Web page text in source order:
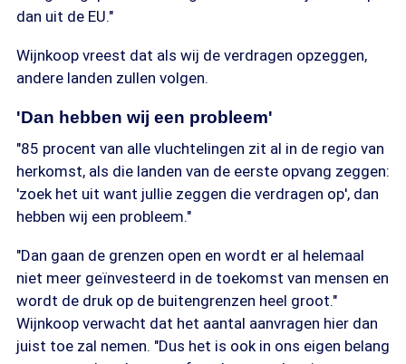
dan uit de EU."
Wijnkoop vreest dat als wij de verdragen opzeggen,
andere landen zullen volgen.
'Dan hebben wij een probleem'
"85 procent van alle vluchtelingen zit al in de regio van
herkomst, als die landen van de eerste opvang zeggen:
'zoek het uit want jullie zeggen die verdragen op', dan
hebben wij een probleem."
"Dan gaan de grenzen open en wordt er al helemaal
niet meer geïnvesteerd in de toekomst van mensen en
wordt de druk op de buitengrenzen heel groot."
Wijnkoop verwacht dat het aantal aanvragen hier dan
juist toe zal nemen. "Dus het is ook in ons eigen belang